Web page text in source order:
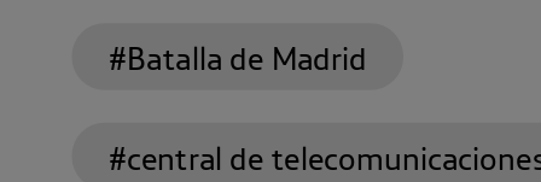
#Batalla de Madrid
#central de